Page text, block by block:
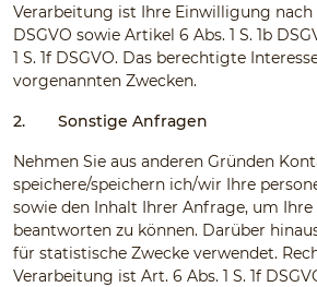
Verarbeitung ist Ihre Einwilligung nach
DSGVO sowie Artikel 6 Abs. 1 S. 1b
1 S. 1f DSGVO. Das berechtigte
vorgenannten Zwecken.
2. Sonstige Anfragen
Nehmen Sie aus anderen Gründen
speichere/speichern ich/wir Ihre
sowie den Inhalt Ihrer Anfrage, um
beantworten zu können. Darüber
für statistische Zwecke verwendet.
Verarbeitung ist Art. 6 Abs. 1 S. 1f